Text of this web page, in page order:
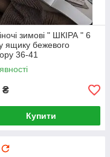
зимові " ШКІРА " 6
ящику бежевого
36-41
₴
Купити